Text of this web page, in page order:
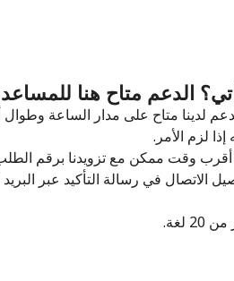
الدعم متاح هنا
متاح على مدار الساعة وطوال
لزم الأمر.
وقت ممكن مع تزويدنا برقم
في رسالة التأكيد عبر البريد